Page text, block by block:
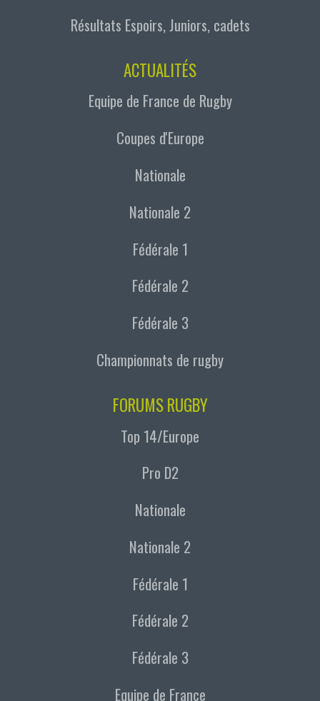
Résultats Espoirs, Juniors, cadets
ACTUALITÉS
Equipe de France de Rugby
Coupes d'Europe
Nationale
Nationale 2
Fédérale 1
Fédérale 2
Fédérale 3
Championnats de rugby
FORUMS RUGBY
Top 14/Europe
Pro D2
Nationale
Nationale 2
Fédérale 1
Fédérale 2
Fédérale 3
Equipe de France